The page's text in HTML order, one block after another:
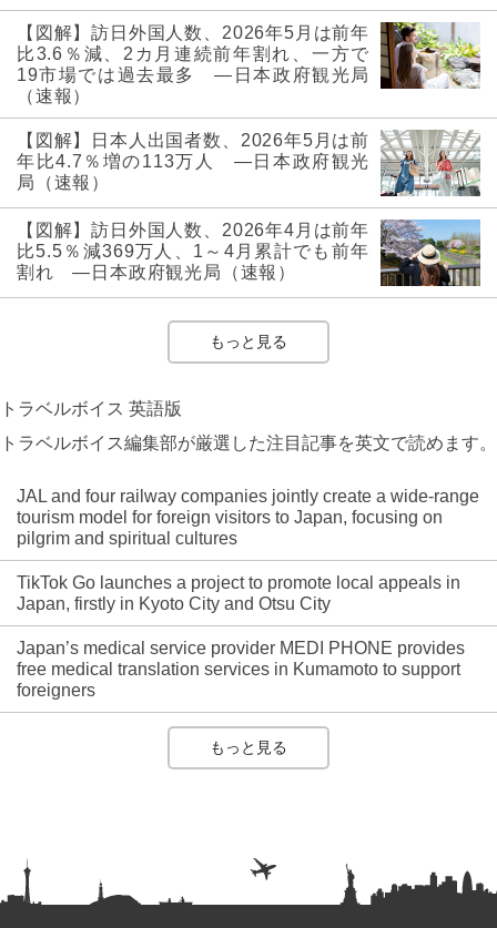
【図解】訪日外国人数、2026年5月は前年
比3.6％減、2カ月連続前年割れ、一方で
19市場では過去最多 ―日本政府観光局
（速報）
【図解】日本人出国者数、2026年5月は前
年比4.7％増の113万人 ―日本政府観光
局（速報）
【図解】訪日外国人数、2026年4月は前年
比5.5％減369万人、1～4月累計でも前年
割れ ―日本政府観光局（速報）
もっと見る
トラベルボイス 英語版
トラベルボイス編集部が厳選した注目記事を英文で読めます。
JAL and four railway companies jointly create a wide-range
tourism model for foreign visitors to Japan, focusing on
pilgrim and spiritual cultures
TikTok Go launches a project to promote local appeals in
Japan, firstly in Kyoto City and Otsu City
Japan’s medical service provider MEDI PHONE provides
free medical translation services in Kumamoto to support
foreigners
もっと見る